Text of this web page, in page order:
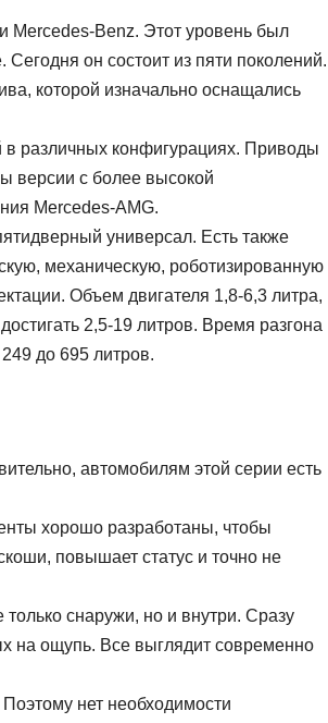
Mercedes-Benz. Этот уровень был
он состоит из пяти поколений.
которой изначально оснащались
в различных конфигурациях. Приводы
версии с более высокой
Mercedes-AMG.
универсал. Есть также
механическую, роботизированную
Объем двигателя 1,8-6,3 литра,
2,5-19 литров. Время разгона
до 695 литров.
автомобилям этой серии есть
хорошо разработаны, чтобы
повышает статус и точно не
снаружи, но и внутри. Сразу
на ощупь. Все выглядит современно
нет необходимости